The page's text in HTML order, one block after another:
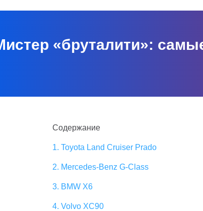
«бруталити»:
Содержание
1. Toyota Land Cruiser Prado
2. Mercedes-Benz G-Class
3. BMW X6
4. Volvo XC90